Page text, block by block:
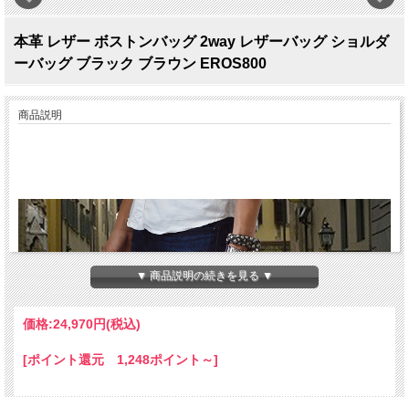
本革 レザー ボストンバッグ 2way レザーバッグ ショルダ
ーバッグ ブラック ブラウン EROS800
商品説明
▼ 商品説明の続きを見る ▼
価格:24,970円(税込)
[ポイント還元 1,248ポイント～]